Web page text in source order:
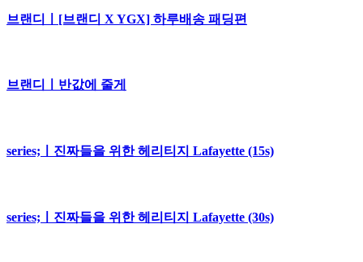
브랜디ㅣ[브랜디 X YGX] 하루배송 패딩편
브랜디ㅣ반값에 줄게
series;ㅣ진짜들을 위한 헤리티지 Lafayette (15s)
series;ㅣ진짜들을 위한 헤리티지 Lafayette (30s)